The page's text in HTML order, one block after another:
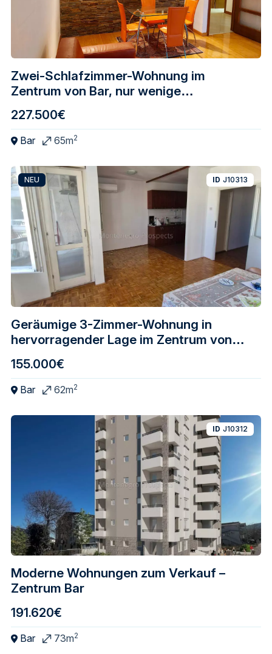
Zwei-Schlafzimmer-Wohnung im
Zentrum von Bar, nur wenige
227.500€
Bar 65m2
Geräumige 3-Zimmer-Wohnung in
hervorragender Lage im Zentrum von
NEU ID J10313
155.000€
Bar 62m2
Moderne Wohnungen zum Verkauf –
Zentrum Bar
ID J10312
191.620€
Bar 73m2